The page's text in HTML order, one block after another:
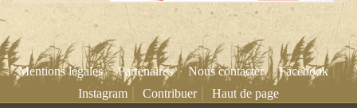
Mentions légales|Partenaires|Nous contacter|Facebook|
Instagram Contribuer| Haut de page